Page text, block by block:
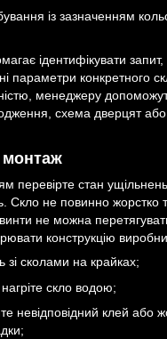
із зазначенням
ідентифікувати
параметри конкретного
менеджеру
схема дверцят
монтаж
перевірте стан
Скло не повинно жорстко
не можна
конструкцію
зі сколами на крайках;
скло водою;
невідповідний клей або